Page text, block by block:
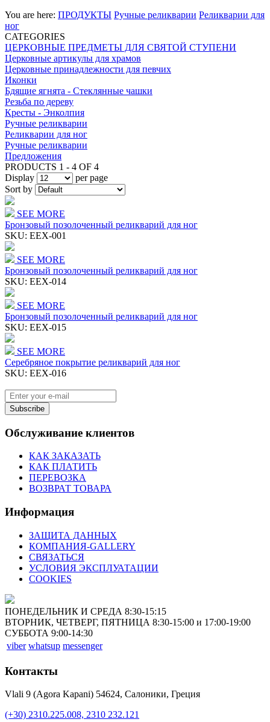
You are here: ПРОДУКТЫ Ручные реликварии Реликварии для
ног
CATEGORIES
ЦЕРКОВНЫЕ ПРЕДМЕТЫ ДЛЯ СВЯТОЙ СТУПЕНИ
Церковные артикулы для храмов
Церковные принадлежности для певчих
Иконки
Бдящие ягнята - Стеклянные чашки
Резьба по дереву
Кресты - Энколпия
Ручные реликварии
Реликварии для ног
Ручные реликварии
Предложения
PRODUCTS 1 - 4 OF 4
Display
per page
Sort by
SEE MORE
Бронзовый позолоченный реликварий для ног
SKU: EEX-001
SEE MORE
Бронзовый позолоченный реликварий для ног
SKU: EEX-014
SEE MORE
Бронзовый позолоченный реликварий для ног
SKU: EEX-015
SEE MORE
Серебряное покрытие реликварий для ног
SKU: EEX-016
Subscribe
Обслуживание клиентов
КАК ЗАКАЗАТЬ
КАК ПЛАТИТЬ
ПЕРЕВОЗКА
ВОЗВРАТ ТОВАРА
Информация
ЗАЩИТА ДАННЫХ
КОМПАНИЯ-GALLERY
СВЯЗАТЬСЯ
УСЛОВИЯ ЭКСПЛУАТАЦИИ
COOKIES
ПОНЕДЕЛЬНИК И СРЕДА 8:30-15:15
ВТОРНИК, ЧЕТВЕРГ, ПЯТНИЦА 8:30-15:00 и 17:00-19:00
СУББОТА 9:00-14:30
viber whatsup messenger
Контакты
Vlali 9 (Agora Kapani) 54624, Салоники, Греция
(+30) 2310.225.008, 2310 232.121